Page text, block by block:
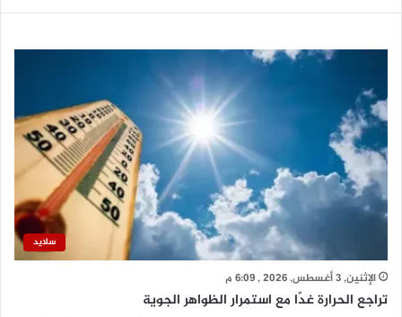
سلايد
الإثنين, 3 أغسطس, 2026 , 6:09 م
تراجع الحرارة غدًا مع استمرار الظواهر الجوية